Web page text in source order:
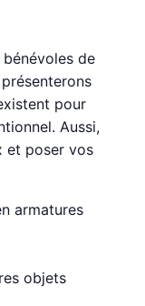
de
pour
Aussi,
et poser vos
armatures
objets